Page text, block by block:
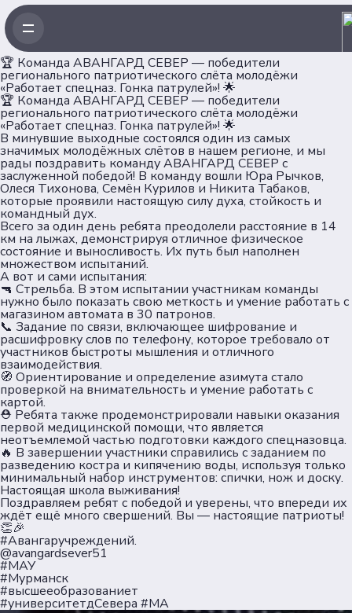
🏆 Команда АВАНГАРД СЕВЕР — победители
регионального патриотического слёта молодёжи
«Работает спецназ. Гонка патрулей»! 🌟
🏆 Команда АВАНГАРД СЕВЕР — победители
регионального патриотического слёта молодёжи
«Работает спецназ. Гонка патрулей»! 🌟
В минувшие выходные состоялся один из самых
значимых молодёжных слётов в нашем регионе, и мы
рады поздравить команду АВАНГАРД СЕВЕР с
заслуженной победой! В команду вошли Юра Рычков,
Олеся Тихонова, Семён Курилов и Никита Табаков,
которые проявили настоящую силу духа, стойкость и
командный дух.
Всего за один день ребята преодолели расстояние в 14
км на лыжах, демонстрируя отличное физическое
состояние и выносливость. Их путь был наполнен
множеством испытаний.
А вот и сами испытания:
🔫 Стрельба. В этом испытании участникам команды
нужно было показать свою меткость и умение работать с
магазином автомата в 30 патронов.
📞 Задание по связи, включающее шифрование и
расшифровку слов по телефону, которое требовало от
участников быстроты мышления и отличного
взаимодействия.
🧭 Ориентирование и определение азимута стало
проверкой на внимательность и умение работать с
картой.
⛑ Ребята также продемонстрировали навыки оказания
первой медицинской помощи, что является
неотъемлемой частью подготовки каждого спецназовца.
🔥 В завершении участники справились с заданием по
разведению костра и кипячению воды, используя только
минимальный набор инструментов: спички, нож и доску.
Настоящая школа выживания!
Поздравляем ребят с победой и уверены, что впереди их
ждёт ещё много свершений. Вы — настоящие патриоты!
👏🎉
#Авангаручреждений.
@avangardsever51
#МАУ
#Мурманск
#высшееобразованиет
#университетдСевера #МА
соглашение
на обработку персональных данных
обеспечения безопасности
Телеграм
ВКонтакте
Max